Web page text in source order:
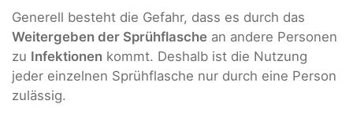
Generell besteht die Gefahr, dass es durch das
Weitergeben der Sprühflasche an andere Personen
zu Infektionen kommt. Deshalb ist die Nutzung
jeder einzelnen Sprühflasche nur durch eine Person
zulässig.